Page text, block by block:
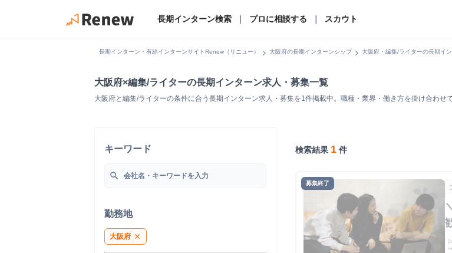
長期インターン検索 プロに相談する スカウト
長期インターン・有給インターンサイトRenew（リニュー） chevron_right 大阪府の長期インターンシップchevron_right 大阪府・編集/ライターの長期イ
大阪府×編集/ライターの長期インターン求人・募集一覧
大阪府と編集/ライターの条件に合う長期インターン求人・募集を1件掲載中。職種・業界・働き方を掛け合わせ
キーワード
search
勤務地
大阪府 close
検索結果 1 件
募集終了